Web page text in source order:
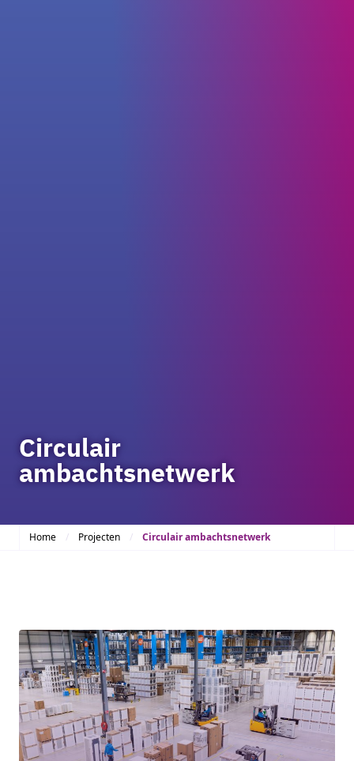
Circulair
ambachtsnetwerk
Home Projecten Circulair ambachtsnetwerk